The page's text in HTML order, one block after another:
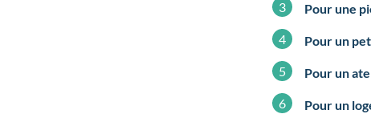
Pour une
Pour un
Pour un
Pour un